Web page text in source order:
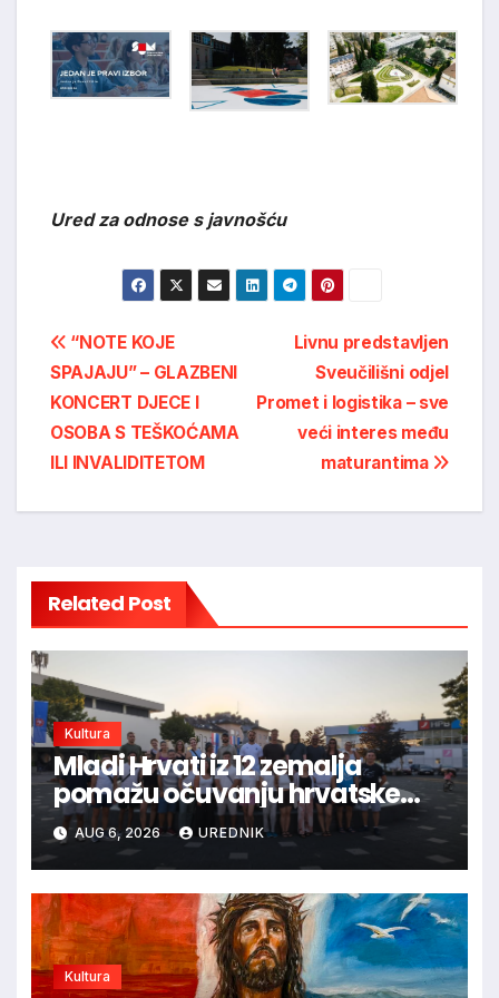
Ured za odnose s javnošću
Post
navigation
Livnu predstavljen
Sveučilišni odjel
Promet i logistika – sve
veći interes među
maturantima
“NOTE KOJE
SPAJAJU” – GLAZBENI
KONCERT DJECE I
OSOBA S TEŠKOĆAMA
ILI INVALIDITETOM
Related Post
Kultura
Mladi Hrvati iz 12 zemalja
pomažu očuvanju hrvatske
prirodne i kulturne baštine
AUG 6, 2026 UREDNIK
Kultura